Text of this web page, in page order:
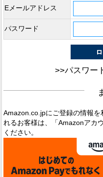
Eメールアドレス
パスワード
>>パスワー
Amazon.co.jpにご登録の情報を
れるお客様は、「Amazonアカ
ください。